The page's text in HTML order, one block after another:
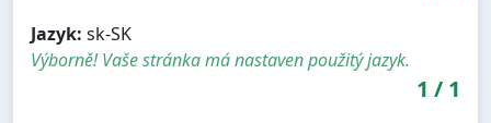
Jazyk: sk-SK
Výborně! Vaše stránka má nastaven použitý jazyk.
1 / 1